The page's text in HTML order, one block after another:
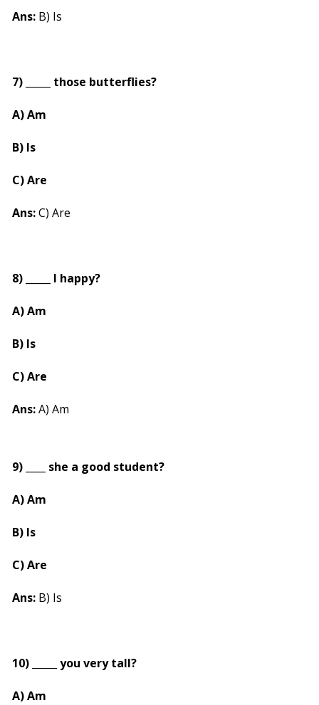
Ans: B) Is
7) _____ those butterflies?
A) Am
B) Is
C) Are
Ans:C) Are
8) _____ I happy?
A) Am
B) Is
C) Are
Ans:A) Am
9) ____ she a good student?
A) Am
B) Is
C) Are
Ans: B) Is
10) _____ you very tall?
A) Am